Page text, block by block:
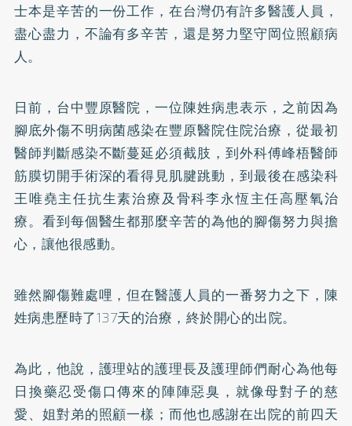
士本是辛苦的一份工作，在台灣仍有許多醫護人員，
盡心盡力，不論有多辛苦，還是努力堅守岡位照顧病
人。
日前，台中豐原醫院，一位陳姓病患表示，之前因為
腳底外傷不明病菌感染在豐原醫院住院治療，從最初
醫師判斷感染不斷蔓延必須截肢，到外科傅峰梧醫師
筋膜切開手術深的看得見肌腱跳動，到最後在感染科
王唯堯主任抗生素治療及骨科李永恆主任高壓氧治
療。看到每個醫生都那麼辛苦的為他的腳傷努力與擔
心，讓他很感動。
雖然腳傷難處哩，但在醫護人員的一番努力之下，陳
姓病患歷時了137天的治療，終於開心的出院。
為此，他說，護理站的護理長及護理師們耐心為他每
日換藥忍受傷口傳來的陣陣惡臭，就像母對子的慈
愛、姐對弟的照顧一樣；而他也感謝在出院的前四天